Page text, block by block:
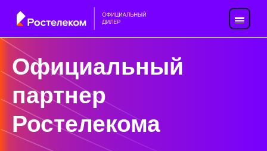
Официальный
партнер
Ростелекома